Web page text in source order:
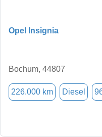
Opel Insignia
Bochum, 44807
226.000 km Diesel